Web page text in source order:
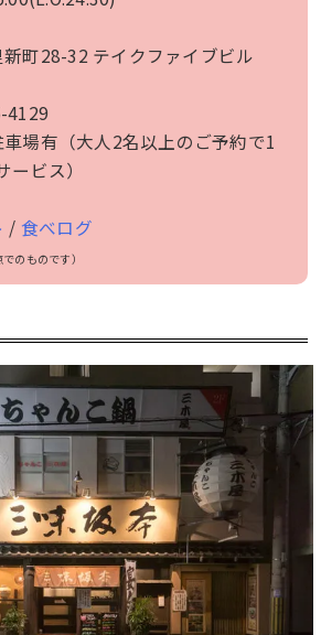
町28-32 テイクファイブビル
4129
場有（大人2名以上のご予約で1
ビス）
/ 食べログ
のものです）